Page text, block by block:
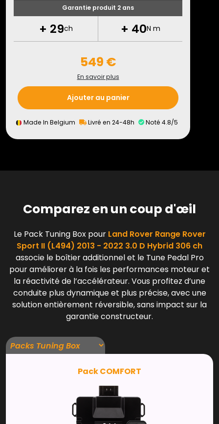
Garantie produit 2 ans
+ 29ch + 40N m
549 €
En savoir plus
Ajouter au panier
Made In Belgium Livré en 24-48h Noté 4.8/5
Comparez en un coup d'œil
Le Pack Tuning Box pour Land Rover Range Rover
Sport II (L494) 2013 - 2022 3.0 D Hybrid 306 ch
associe le boîtier additionnel et le Tune Pedal Pro
pour améliorer à la fois les performances moteur et
la réactivité de l’accélérateur. Vous profitez d’une
conduite plus dynamique et plus précise, avec une
solution entièrement réversible, sans impact sur la
garantie constructeur.
Pack COMFORT